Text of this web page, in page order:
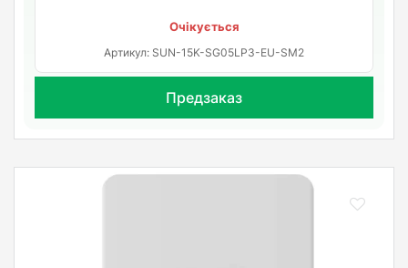
Очікується
Артикул: SUN-15K-SG05LP3-EU-SM2
Предзаказ